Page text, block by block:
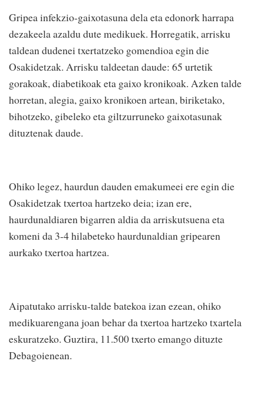
Gripea infekzio-gaixotasuna dela eta edonork harrapa
dezakeela azaldu dute medikuek. Horregatik, arrisku
taldean dudenei txertatzeko gomendioa egin die
Osakidetzak. Arrisku taldeetan daude: 65 urtetik
gorakoak, diabetikoak eta gaixo kronikoak. Azken talde
horretan, alegia, gaixo kronikoen artean, biriketako,
bihotzeko, gibeleko eta giltzurruneko gaixotasunak
dituztenak daude.
Ohiko legez, haurdun dauden emakumeei ere egin die
Osakidetzak txertoa hartzeko deia; izan ere,
haurdunaldiaren bigarren aldia da arriskutsuena eta
komeni da 3-4 hilabeteko haurdunaldian gripearen
aurkako txertoa hartzea.
Aipatutako arrisku-talde batekoa izan ezean, ohiko
medikuarengana joan behar da txertoa hartzeko txartela
eskuratzeko. Guztira, 11.500 txerto emango dituzte
Debagoienean.